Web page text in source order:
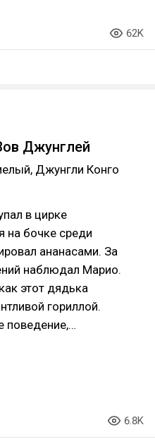
62K
Джунглей
Джунгли Конго
в цирке
на бочке среди
ананасами. За
наблюдал Марио.
этот дядька
гориллой.
поведение,…
6.8K